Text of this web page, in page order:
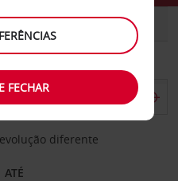
COMERCIAIS
diferente
ATÉ
FECHAR